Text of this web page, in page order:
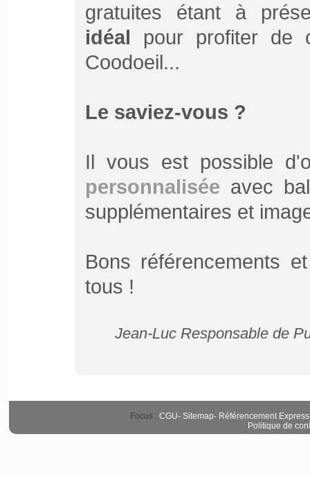
gratuites étant à
idéal pour profiter de
Coodoeil...
Le saviez-vous ?
Il vous est possible
personnalisée avec
supplémentaires et
Bons référencements
tous !
Jean-Luc Responsable de
Focus : CGU- Sitemap- Référencement Express
Politique de